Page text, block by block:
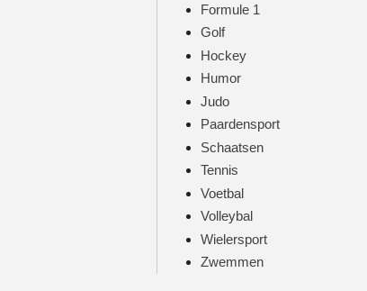
Formule 1
Golf
Hockey
Humor
Judo
Paardensport
Schaatsen
Tennis
Voetbal
Volleybal
Wielersport
Zwemmen